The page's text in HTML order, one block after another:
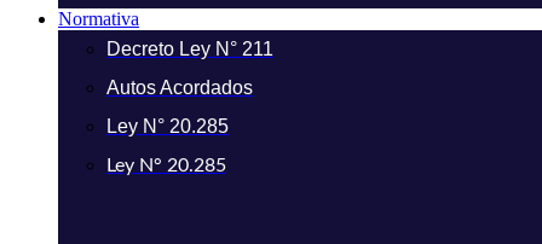
Normativa
Decreto Ley N° 211
Autos Acordados
Ley N° 20.285
Ley N° 20.285